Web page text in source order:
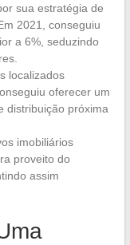
sua estratégia de
2021, conseguiu
a 6%, seduzindo
localizados
oferecer um
distribuição próxima
imobiliários
proveito do
assim